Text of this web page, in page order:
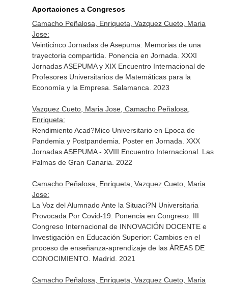
Aportaciones a Congresos
Camacho Peñalosa, Enriqueta, Vazquez Cueto, Maria
Jose:
Veinticinco Jornadas de Asepuma: Memorias de una
trayectoria compartida. Ponencia en Jornada. XXXI
Jornadas ASEPUMA y XIX Encuentro Internacional de
Profesores Universitarios de Matemáticas para la
Economía y la Empresa. Salamanca. 2023
Vazquez Cueto, Maria Jose, Camacho Peñalosa,
Enriqueta:
Rendimiento Acad?Mico Universitario en Epoca de
Pandemia y Postpandemia. Poster en Jornada. XXX
Jornadas ASEPUMA - XVIII Encuentro Internacional. Las
Palmas de Gran Canaria. 2022
Camacho Peñalosa, Enriqueta, Vazquez Cueto, Maria
Jose:
La Voz del Alumnado Ante la Situaci?N Universitaria
Provocada Por Covid-19. Ponencia en Congreso. III
Congreso Internacional de INNOVACIÓN DOCENTE e
Investigación en Educación Superior: Cambios en el
proceso de enseñanza-aprendizaje de las ÁREAS DE
CONOCIMIENTO. Madrid. 2021
Camacho Peñalosa, Enriqueta, Vazquez Cueto, Maria